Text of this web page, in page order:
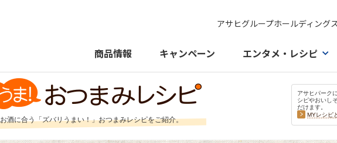
アサヒグループホールディング
商品情報 キャンペーン エンタメ・レシピ
お酒に合う「ズバリうまい！」おつまみレシピをご紹介。
アサヒパーク
シピやおいし
だけます。
MYレシピ